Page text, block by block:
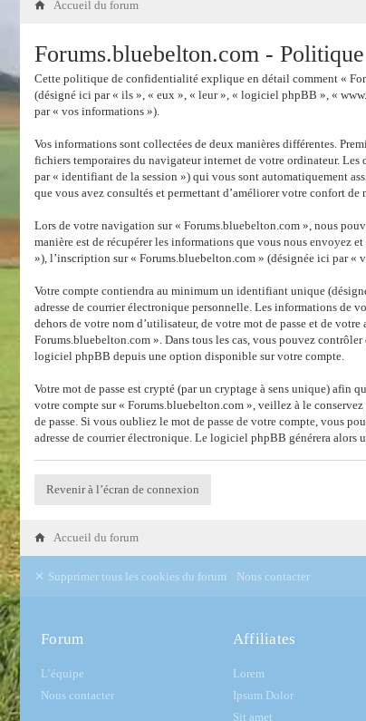
Accueil du forum
Forums.bluebelton.com -
Cette politique de confidentialité explique en détail comment «
(désigné ici par « ils », « eux », « leur », « logiciel phpBB », «
par « vos informations »).
Vos informations sont collectées de deux manières différentes.
fichiers temporaires du navigateur internet de votre ordinateur.
par « identifiant de la session ») qui vous sont automatiquement
que vous avez consultés et permettant d’améliorer votre confort
Lors de votre navigation sur « Forums.bluebelton.com », nous
manière est de récupérer les informations que vous nous envoyez
»), l’inscription sur « Forums.bluebelton.com » (désignée ici par «
Votre compte contiendra au minimum un identifiant unique
adresse de courrier électronique personnelle. Les informations de
dehors de votre nom d’utilisateur, de votre mot de passe et de
Forums.bluebelton.com ». Dans tous les cas, vous pouvez
logiciel phpBB depuis une option disponible sur votre compte.
Votre mot de passe est crypté (par un cryptage à sens unique) afin
votre compte sur « Forums.bluebelton.com », veillez à le
de passe. Si vous oubliez le mot de passe de votre compte, vous
adresse de courrier électronique. Le logiciel phpBB générera alors
Revenir à l’écran de connexion
Accueil du forum
Supprimer tous les cookies du forum Nous contacter
Forum
L’équipe
Nous contacter
Affiliates
Lorem
Ipsum Dolor
Sit amet